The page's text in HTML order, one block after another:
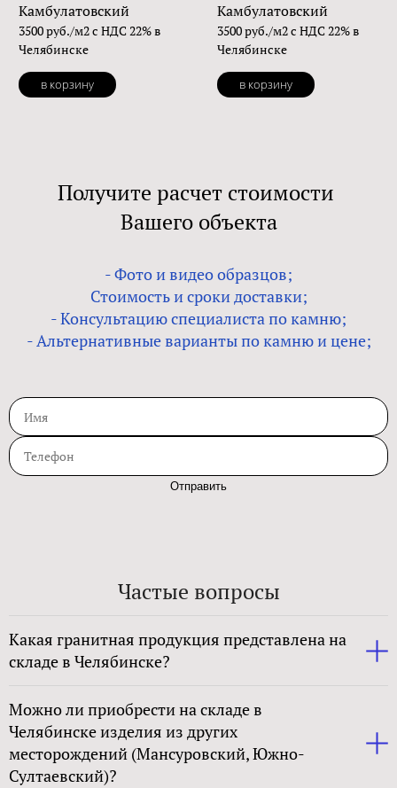
Камбулатовский
3500 руб./м2 с НДС 22% в
Челябинске
в корзину
Камбулатовский
3500 руб./м2 с НДС 22% в
Челябинске
в корзину
Получите расчет стоимости
Вашего объекта
- Фото и видео образцов;
Стоимость и сроки доставки;
- Консультацию специалиста по камню;
- Альтернативные варианты по камню и цене;
Отправить
Частые вопросы
Какая гранитная продукция представлена на
складе в Челябинске?
Можно ли приобрести на складе в
Челябинске изделия из других
месторождений (Мансуровский, Южно-
Султаевский)?